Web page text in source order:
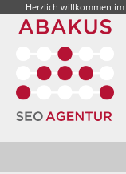
Herzlich willkommen im